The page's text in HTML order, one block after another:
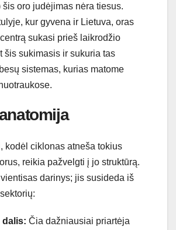
šis oro judėjimas nėra tiesus.
kur gyvena ir Lietuva, oras
sukasi prieš laikrodžio
šis sukimasis ir sukuria tas
sistemas, kurias matome
kodėl ciklonas atneša tokius
reikia pažvelgti į jo struktūrą.
darinys; jis susideda iš
dalis: Čia dažniausiai priartėja